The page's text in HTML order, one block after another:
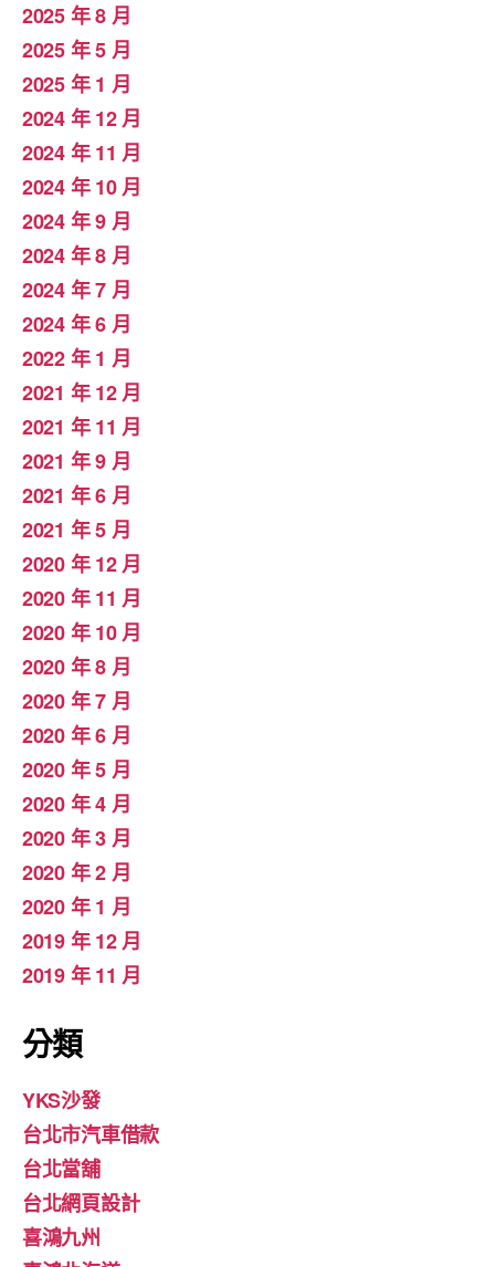
2025 年 8 月
2025 年 5 月
2025 年 1 月
2024 年 12 月
2024 年 11 月
2024 年 10 月
2024 年 9 月
2024 年 8 月
2024 年 7 月
2024 年 6 月
2022 年 1 月
2021 年 12 月
2021 年 11 月
2021 年 9 月
2021 年 6 月
2021 年 5 月
2020 年 12 月
2020 年 11 月
2020 年 10 月
2020 年 8 月
2020 年 7 月
2020 年 6 月
2020 年 5 月
2020 年 4 月
2020 年 3 月
2020 年 2 月
2020 年 1 月
2019 年 12 月
2019 年 11 月
分類
YKS沙發
台北市汽車借款
台北當舖
台北網頁設計
喜鴻九州